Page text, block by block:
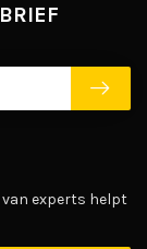
van experts helpt